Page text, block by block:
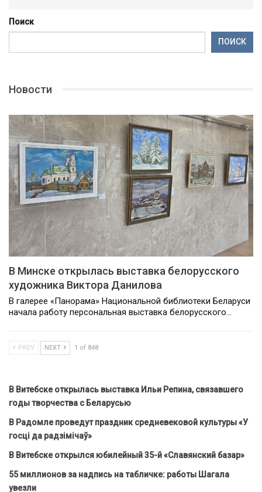
Поиск
ПОИСК
Новости
В Минске открылась выставка белорусского
художника Виктора Данилова
В галерее «Панорама» Национальной библиотеки Беларуси
начала работу персональная выставка белорусского…
PREV NEXT 1 of 848
В Витебске открылась выставка Ильи Репина, связавшего
годы творчества с Беларусью
В Радомле проведут праздник средневековой культуры «У
госці да радзімічаў»
В Витебске открылся юбилейный 35-й «Славянский базар»
55 миллионов за надпись на табличке: работы Шагала
увезли